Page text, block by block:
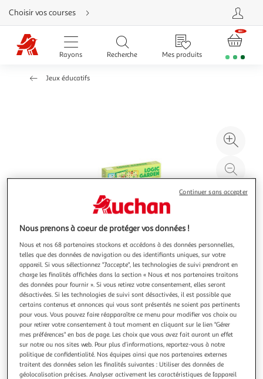
Aller
directement
au
contenu
Aller
directement
Aller
Choisir vos courses
Rayons Recherche Mes produits
Jeux éducatifs
à
DJECO
Casse tête Djeco Logic Garden
Casse tête Djeco Logic Garden
En savoir +
Vendu parMultishop
Nous prenons à coeur de protéger vos données !
Nous et nos 68 partenaires stockons et accédons à des données personnelles,
telles que des données de navigation ou des identifiants uniques, sur votre
appareil. Si vous sélectionnez "J'accepte", les technologies de suivi prendront en
charge les finalités affichées dans la section « Nous et nos partenaires traitons
des données pour fournir ». Si vous retirez votre consentement, elles seront
désactivées. Si les technologies de suivi sont désactivées, il est possible que
certains contenus et annonces qui vous sont présentés ne soient pas pertinents
pour vous. Vous pouvez faire réapparaître ce menu pour modifier vos choix ou
pour retirer votre consentement à tout moment en cliquant sur le lien "Gérer
mes préférences" en bas de page. Les choix que vous avez fait auront un effet
sur notre ou nos sites web. Pour plus d’informations, reportez-vous à notre
politique de confidentialité. Nos équipes ainsi que nos partenaires externes
traitent des données selon les finalités suivantes : Utiliser des données de
géolocalisation précises. Analyser activement les caractéristiques de l’appareil
Continuer sans accepter